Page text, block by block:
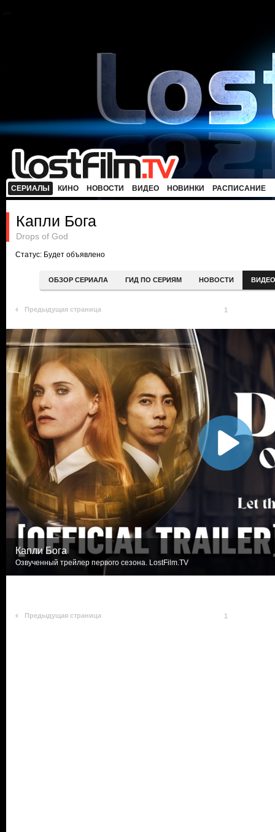
СЕРИАЛЫ КИНО НОВОСТИ ВИДЕО НОВИНКИ РАСПИСАНИЕ
Капли Бога
Drops of God
Статус: Будет объявлено
ОБЗОР СЕРИАЛА ГИД ПО СЕРИЯМ НОВОСТИ ВИДЕО
Предыдущая страница 1
Капли Бога
Озвученный трейлер первого сезона. LostFilm.TV
Предыдущая страница 1